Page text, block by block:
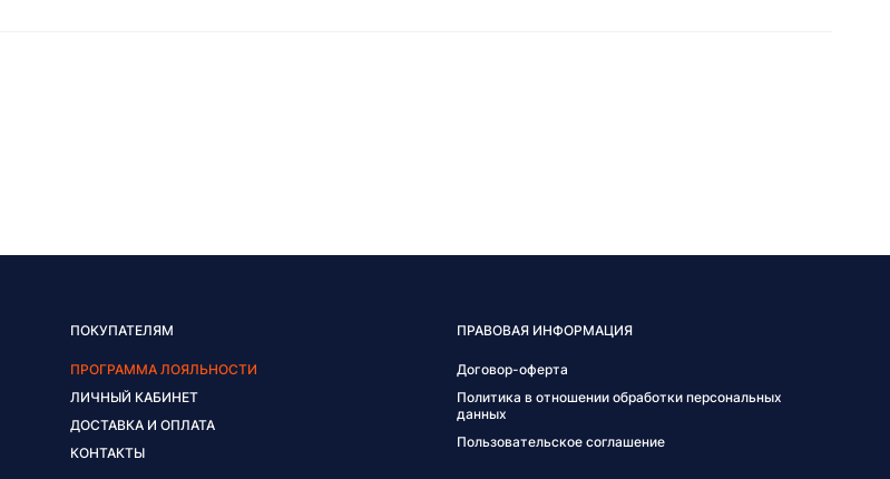
ПОКУПАТЕЛЯМ
ПРОГРАММА ЛОЯЛЬНОСТИ
ЛИЧНЫЙ КАБИНЕТ
ДОСТАВКА И ОПЛАТА
КОНТАКТЫ
ПРАВОВАЯ ИНФОРМАЦИЯ
Договор-оферта
Политика в отношении обработки персональных
данных
Пользовательское соглашение